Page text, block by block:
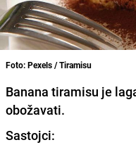
Foto: Pexels / Tiramisu
Banana tiramisu je
obožavati.
Sastojci: